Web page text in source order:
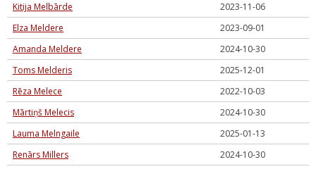
Kitija Melbārde
2023-11-06
Elza Meldere
2023-09-01
Amanda Meldere
2024-10-30
Toms Melderis
2025-12-01
Rēza Melece
2022-10-03
Mārtiņš Melecis
2024-10-30
Lauma Melngaile
2025-01-13
Renārs Millers
2024-10-30